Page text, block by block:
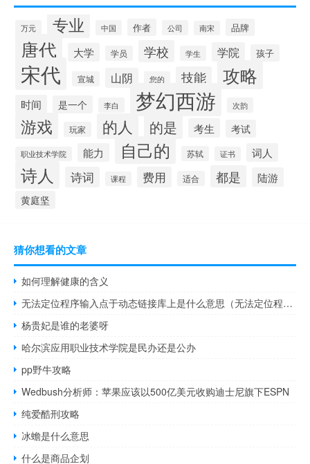
万元 专业 中国 作者 公司 南宋 品牌
唐代 大学 学员 学校 学生 学院 孩子
宋代 宣城 山阴 您的 技能 攻略
时间 是一个 李白 梦幻西游 次韵
游戏 玩家 的人 的是 考生 考试
职业技术学院 能力 自己的 苏轼 证书 词人
诗人 诗词 课程 费用 适合 都是 陆游
黄庭坚
猜你想看的文章
如何理解健康的含义
无法定位程序输入点于动态链接库上是什么意思（无法定位程序输入点于动态链接库上）
杨贵妃是谁的老婆呀
哈尔滨应用职业技术学院是民办还是公办
pp野牛攻略
Wedbush分析师：苹果应该以500亿美元收购迪士尼旗下ESPN
纯爱酷刑攻略
冰蟾是什么意思
什么是商品企划